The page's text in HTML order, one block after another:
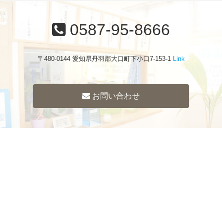
0587-95-8666
〒480-0144 愛知県丹羽郡大口町下小口7-153-1 Link
お問い合わせ